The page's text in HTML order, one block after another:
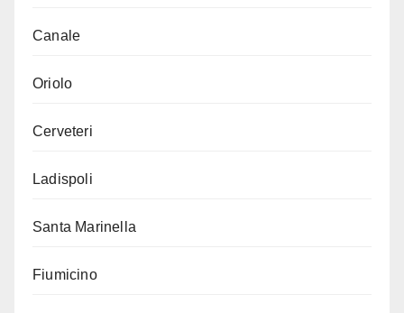
Canale
Oriolo
Cerveteri
Ladispoli
Santa Marinella
Fiumicino